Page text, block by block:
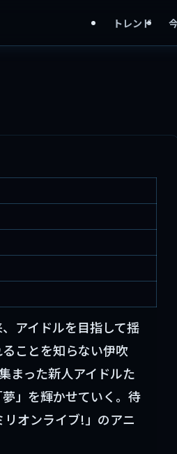
トレンド
アイドルを目指して揺
ことを知らない伊吹
まった新人アイドルた
」を輝かせていく。待
オンライブ!」のアニ